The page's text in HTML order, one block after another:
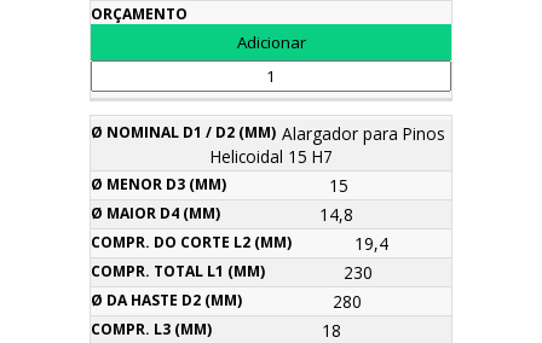
Alargador para Pinos
Helicoidal 15 H7
15
14,8
19,4
230
280
18